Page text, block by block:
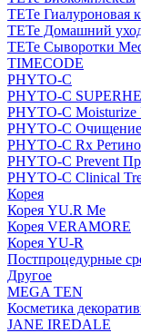
TETe Гиалуроновая
TETe Домашний
TETe Сыворотки
TIMECODE
PHYTO-C
PHYTO-C
PHYTO-C Moisturize
PHYTO-C Очищение
PHYTO-C Rx
PHYTO-C Prevent
PHYTO-C Clinical
Корея
Корея YU.R Me
Корея VERAMORE
Корея YU-R
Постпроцедурные
Другое
MEGA TEN
Косметика
JANE IREDALE